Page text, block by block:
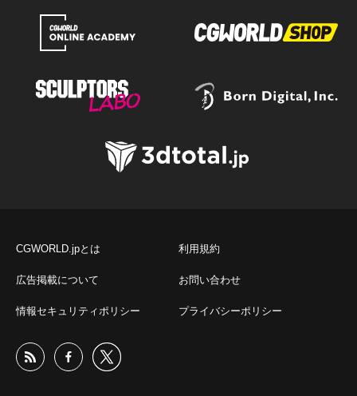
CGWORLD.jpとは 利用規約
広告掲載について お問い合わせ
情報セキュリティポリシー プライバシーポリシー